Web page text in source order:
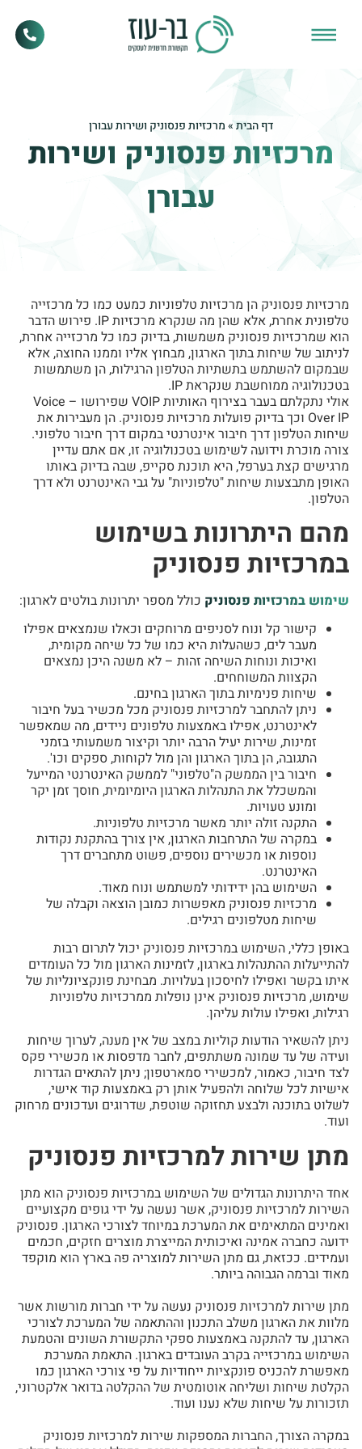
דף הבית»מרכזיות פנסוניק ושירות עבורן
מרכזיות פנסוניק ושירות
עבורן
מרכזיות פנסוניק הן מרכזיות טלפוניות כמעט כמו כל מרכזייה
טלפונית אחרת, אלא שהן מה שנקרא מרכזיות IP. פירוש הדבר
הוא שמרכזיות פנסוניק משמשות, בדיוק כמו כל מרכזייה אחרת,
לניתוב של שיחות בתוך הארגון, מבחוץ אליו וממנו החוצה, אלא
שבמקום להשתמש בתשתיות הטלפון הרגילות, הן משתמשות
בטכנולוגיה ממוחשבת שנקראת IP.
אולי נתקלתם בעבר בצירוף האותיות VOIP שפירושו – Voice
Over IP וכך בדיוק פועלות מרכזיות פנסוניק. הן מעבירות את
שיחות הטלפון דרך חיבור אינטרנטי במקום דרך חיבור טלפוני.
צורה מוכרת וידועה לשימוש בטכנולוגיה זו, אם אתם עדיין
מרגישים קצת בערפל, היא תוכנת סקייפ, שבה בדיוק באותו
האופן מתבצעות שיחות "טלפוניות" על גבי האינטרנט ולא דרך
הטלפון.
מהם היתרונות בשימוש
במרכזיות פנסוניק
שימוש במרכזיות פנסוניק כולל מספר יתרונות בולטים לארגון:
קישור קל ונוח לסניפים מרוחקים וכאלו שנמצאים אפילו
מעבר לים, כשהעלות היא כמו של כל שיחה מקומית,
ואיכות ונוחות השיחה זהות – לא משנה היכן נמצאים
הקצוות המשוחחים.
שיחות פנימיות בתוך הארגון בחינם.
ניתן להתחבר למרכזיות פנסוניק מכל מכשיר בעל חיבור
לאינטרנט, אפילו באמצעות טלפונים ניידים, מה שמאפשר
זמינות, שירות יעיל הרבה יותר וקיצור משמעותי בזמני
התגובה, הן בתוך הארגון והן מול לקוחות, ספקים וכו'.
חיבור בין הממשק ה"טלפוני" לממשק האינטרנטי המייעל
והמשכלל את התנהלות הארגון היומיומית, חוסך זמן יקר
ומונע טעויות.
התקנה זולה יותר מאשר מרכזיות טלפוניות.
במקרה של התרחבות הארגון, אין צורך בהתקנת נקודות
נוספות או מכשירים נוספים, פשוט מתחברים דרך
האינטרנט.
השימוש בהן ידידותי למשתמש ונוח מאוד.
מרכזיות פנסוניק מאפשרות כמובן הוצאה וקבלה של
שיחות מטלפונים רגילים.
באופן כללי, השימוש במרכזיות פנסוניק יכול לתרום רבות
להתייעלות ההתנהלות בארגון, לזמינות הארגון מול כל העומדים
איתו בקשר ואפילו לחיסכון בעלויות. מבחינת פונקציונליות של
שימוש, מרכזיות פנסוניק אינן נופלות ממרכזיות טלפוניות
רגילות, ואפילו עולות עליהן.
ניתן להשאיר הודעות קוליות במצב של אין מענה, לערוך שיחות
ועידה של עד שמונה משתתפים, לחבר מדפסות או מכשירי פקס
לצד חיבור, כאמור, למכשירי סמארטפון; ניתן להתאים הגדרות
אישיות לכל שלוחה ולהפעיל אותן רק באמצעות קוד אישי,
לשלוט בתוכנה ולבצע תחזוקה שוטפת, שדרוגים ועדכונים מרחוק
ועוד.
מתן שירות למרכזיות פנסוניק
אחד היתרונות הגדולים של השימוש במרכזיות פנסוניק הוא מתן
השירות למרכזיות פנסוניק, אשר נעשה על ידי גופים מקצועיים
ואמינים המתאימים את המערכת במיוחד לצורכי הארגון. פנסוניק
ידועה כחברה אמינה ואיכותית המייצרת מוצרים חזקים, חכמים
ועמידים. ככזאת, גם מתן השירות למוצריה פה בארץ הוא מוקפד
מאוד וברמה הגבוהה ביותר.
מתן שירות למרכזיות פנסוניק נעשה על ידי חברות מורשות אשר
מלוות את הארגון משלב התכנון וההתאמה של המערכת לצורכי
הארגון, עד להתקנה באמצעות ספקי התקשורת השונים והטמעת
השימוש במרכזייה בקרב העובדים בארגון. התאמת המערכת
מאפשרת להכניס פונקציות ייחודיות על פי צורכי הארגון כמו
הקלטת שיחות ושליחה אוטומטית של ההקלטה בדואר אלקטרוני,
תזכורות על שיחות שלא נענו ועוד.
במקרה הצורך, החברות המספקות שירות למרכזיות פנסוניק